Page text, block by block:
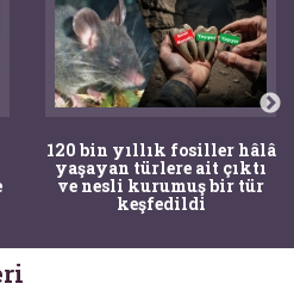
120 bin yıllık fosiller hâlâ
yaşayan türlere ait çıktı
ve nesli kurumuş bir tür
keşfedildi